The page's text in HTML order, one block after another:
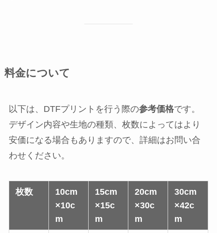
料金について
以下は、DTFプリントを行う際の参考価格です。
デザイン内容や生地の種類、枚数によってはより
安価になる場合もありますので、詳細はお問い合
わせください。
枚数
10cm
×10c
m
15cm
×15c
m
20cm
×30c
m
30cm
×42c
m